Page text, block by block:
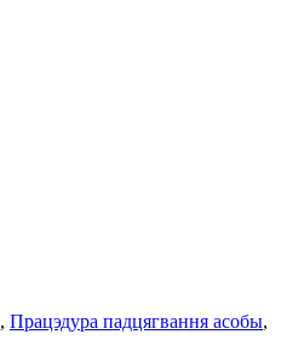
, Працэдура падцягвання асобы,